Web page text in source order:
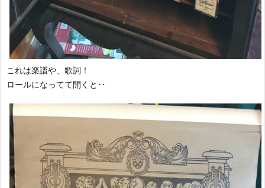
これは楽譜や、歌詞！
ロールになってて開くと‥